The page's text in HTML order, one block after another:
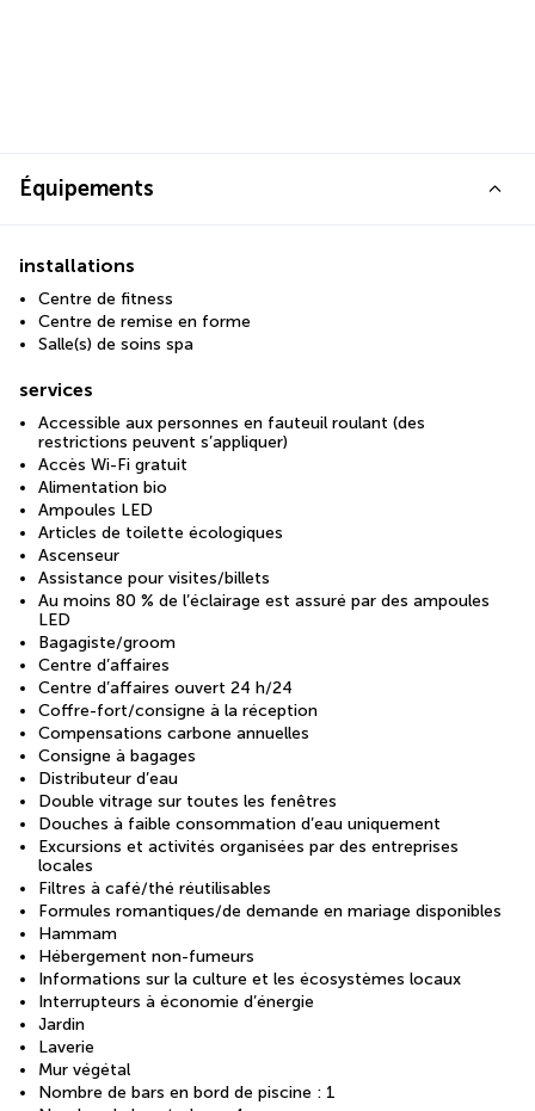
Équipements
installations
Centre de fitness
Centre de remise en forme
Salle(s) de soins spa
services
Accessible aux personnes en fauteuil roulant (des
restrictions peuvent s’appliquer)
Accès Wi-Fi gratuit
Alimentation bio
Ampoules LED
Articles de toilette écologiques
Ascenseur
Assistance pour visites/billets
Au moins 80 % de l’éclairage est assuré par des ampoules
LED
Bagagiste/groom
Centre d’affaires
Centre d’affaires ouvert 24 h/24
Coffre-fort/consigne à la réception
Compensations carbone annuelles
Consigne à bagages
Distributeur d’eau
Double vitrage sur toutes les fenêtres
Douches à faible consommation d’eau uniquement
Excursions et activités organisées par des entreprises
locales
Filtres à café/thé réutilisables
Formules romantiques/de demande en mariage disponibles
Hammam
Hébergement non-fumeurs
Informations sur la culture et les écosystèmes locaux
Interrupteurs à économie d’énergie
Jardin
Laverie
Mur végétal
Nombre de bars en bord de piscine : 1